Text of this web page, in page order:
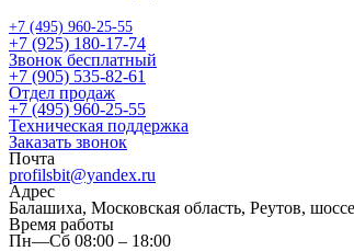
+7 (495) 960-25-55
+7 (925) 180-17-74
Звонок бесплатный
+7 (905) 535-82-61
Отдел продаж
+7 (495) 960-25-55
Техническая поддержка
Заказать звонок
Почта
profilsbit@yandex.ru
Адрес
Балашиха, Московская область, Реутов,
Время работы
Пн—Сб 08:00 – 18:00